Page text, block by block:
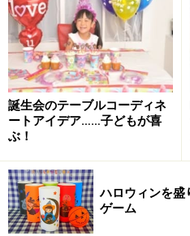
写真はお参り当日に写さな
て、写真だけを写す方法も
もの負担やまた親の大変さ
います。
※当日以外の日に、写真館
レンタルから着付けお化粧
ってくれるところがありま
ます。
誕生会のテーブルコーディネ
ートアイデア……子どもが喜
ぶ！
ハロウィンを盛
ゲーム